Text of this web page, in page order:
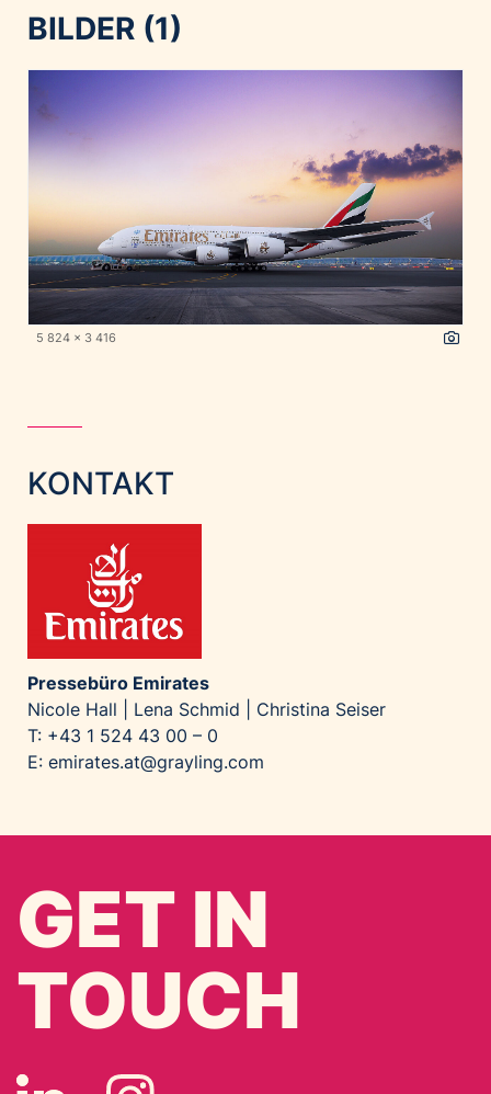
BILDER (1)
5 824 x 3 416
KONTAKT
Pressebüro Emirates
Nicole Hall | Lena Schmid | Christina Seiser
T: +43 1 524 43 00 – 0
E: emirates.at@grayling.com
GET IN
TOUCH